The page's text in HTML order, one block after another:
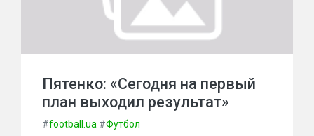
Пятенко: «Сегодня на первый
план выходил результат»
#football.ua #Футбол